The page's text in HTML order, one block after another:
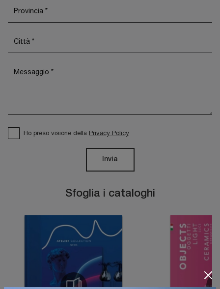
Sfoglia i cataloghi
Ho preso visione della Privacy Policy
Invia